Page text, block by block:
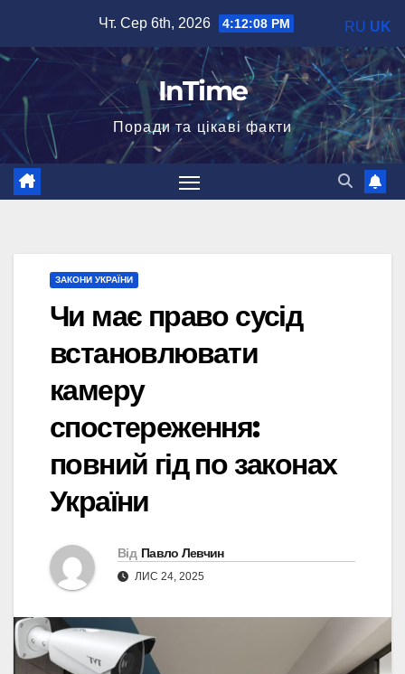
вмісту
Чт. Сер 6th, 2026 4:12:09 PM
InTime
Поради та цікаві факти
ЗАКОНИ УКРАЇНИ
Чи має право сусід
встановлювати
камеру
спостереження:
повний гід по законах
України
Від Павло Левчин
ЛИС 24, 2025
RU UK